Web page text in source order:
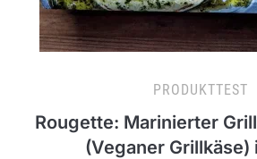
PRODUKTTEST
Rougette: Marinierter
(Veganer Grillkäse)